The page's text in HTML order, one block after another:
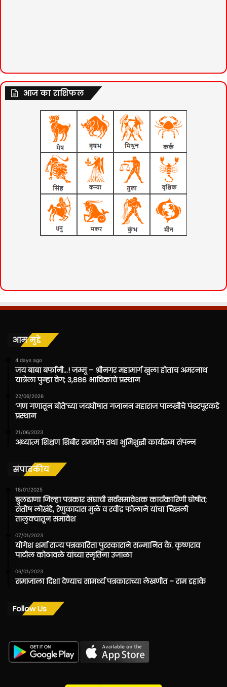
आज का राशिफल
आम मुद्दे
4 days ago
जय बाबा बर्फानी…! जम्मू – श्रीनगर महामार्ग खुला होताच अमरनाथ
यात्रेला पुन्हा वेग; ३,८८६ भाविकांचे प्रस्थान
22/06/2026
‘गण गणातून बोते’च्या जयघोषात गजानन महाराज पालखीचे पंढरपूरकडे
प्रस्थान
21/06/2023
अध्यात्म शिक्षण शिबीर समारोप तथा भुमिशुद्धी कार्यक्रम संपन्न
संपादकीय
18/01/2025
बुलढाणा जिल्हा पत्रकार संघाची सर्वसमावेशक कार्यकारिणी घोषीत;
संतोष लोखंडे, रेणुकादास मुळे व रवींद्र फोलाने यांचा चिखली
तालुक्यातून समावेश
07/01/2023
योगेश शर्मा राज्य पत्रकारिता पुरस्काराने सन्मानित कै. कृष्णराव
पाटील कोठावळे यांच्या स्मृतिना उजाळा
06/01/2023
समाजाला दिशा देण्याच सामर्थ्य पत्रकाराच्या लेखणीत – राम डहाके
Follow Us